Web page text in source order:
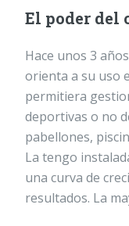
El poder del
Hace unos 3
orienta a su uso
permitiera
deportivas o no
pabellones,
La tengo
una curva de
resultados. La